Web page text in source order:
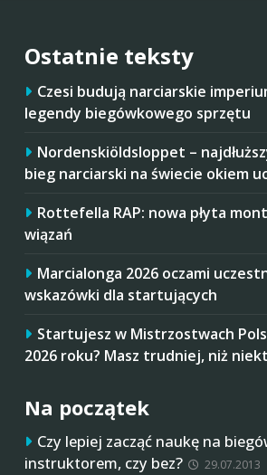
Ostatnie teksty
Czesi budują narciarskie
legendy biegówkowego sprzętu
Nordenskiöldsloppet –
bieg narciarski na świecie okiem
Rottefella RAP: nowa płyta
wiązań
Marcialonga 2026 oczami
wskazówki dla startujących
Startujesz w Mistrzostwach
2026 roku? Masz trudniej, niż
Na początek
Czy lepiej zacząć naukę na
instruktorem, czy bez?
29.07.2013